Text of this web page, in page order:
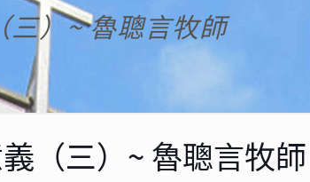
）~ 魯聰言牧師
（三）~ 魯聰言牧師